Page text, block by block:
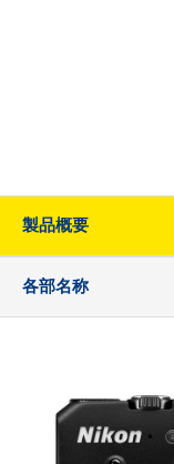
製品概要
各部名称